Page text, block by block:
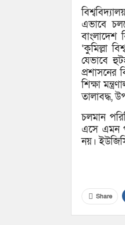
এভাবে
বাংলাদেশ
‘কুমিল্লা
যেভাবে
প্রশাসনের
শিক্ষা
তালাবদ্ধ,
চলমান
এসে এমন
নয়।
Share